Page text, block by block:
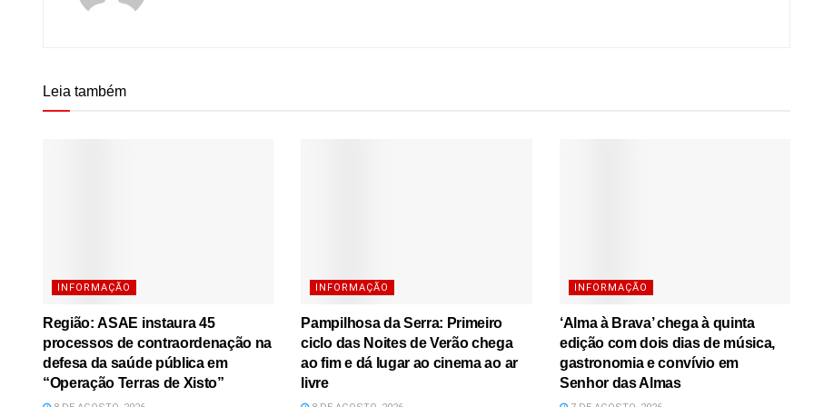
Leia também
INFORMAÇÃO
Região: ASAE instaura 45
processos de contraordenação na
defesa da saúde pública em
“Operação Terras de Xisto”
INFORMAÇÃO
Pampilhosa da Serra: Primeiro
ciclo das Noites de Verão chega
ao fim e dá lugar ao cinema ao ar
livre
INFORMAÇÃO
‘Alma à Brava’ chega à quinta
edição com dois dias de música,
gastronomia e convívio em
Senhor das Almas